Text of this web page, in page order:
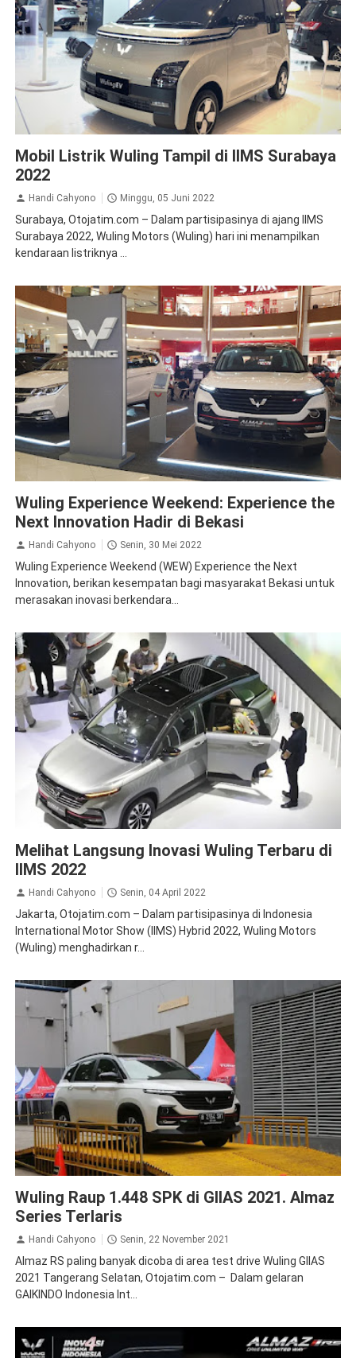
Mobil Listrik Wuling Tampil di IIMS Surabaya
2022
Handi Cahyono Minggu, 05 Juni 2022
Surabaya, Otojatim.com – Dalam partisipasinya di ajang IIMS
Surabaya 2022, Wuling Motors (Wuling) hari ini menampilkan
kendaraan listriknya ...
Wuling Experience Weekend: Experience the
Next Innovation Hadir di Bekasi
Handi Cahyono Senin, 30 Mei 2022
Wuling Experience Weekend (WEW) Experience the Next
Innovation, berikan kesempatan bagi masyarakat Bekasi untuk
merasakan inovasi berkendara...
Melihat Langsung Inovasi Wuling Terbaru di
IIMS 2022
Handi Cahyono Senin, 04 April 2022
Jakarta, Otojatim.com – Dalam partisipasinya di Indonesia
International Motor Show (IIMS) Hybrid 2022, Wuling Motors
(Wuling) menghadirkan r...
Wuling Raup 1.448 SPK di GIIAS 2021. Almaz
Series Terlaris
Handi Cahyono Senin, 22 November 2021
Almaz RS paling banyak dicoba di area test drive Wuling GIIAS
2021 Tangerang Selatan, Otojatim.com – Dalam gelaran
GAIKINDO Indonesia Int...